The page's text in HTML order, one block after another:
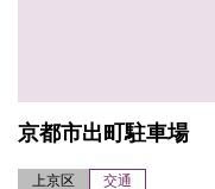
京都市出町駐車場
上京区 交通